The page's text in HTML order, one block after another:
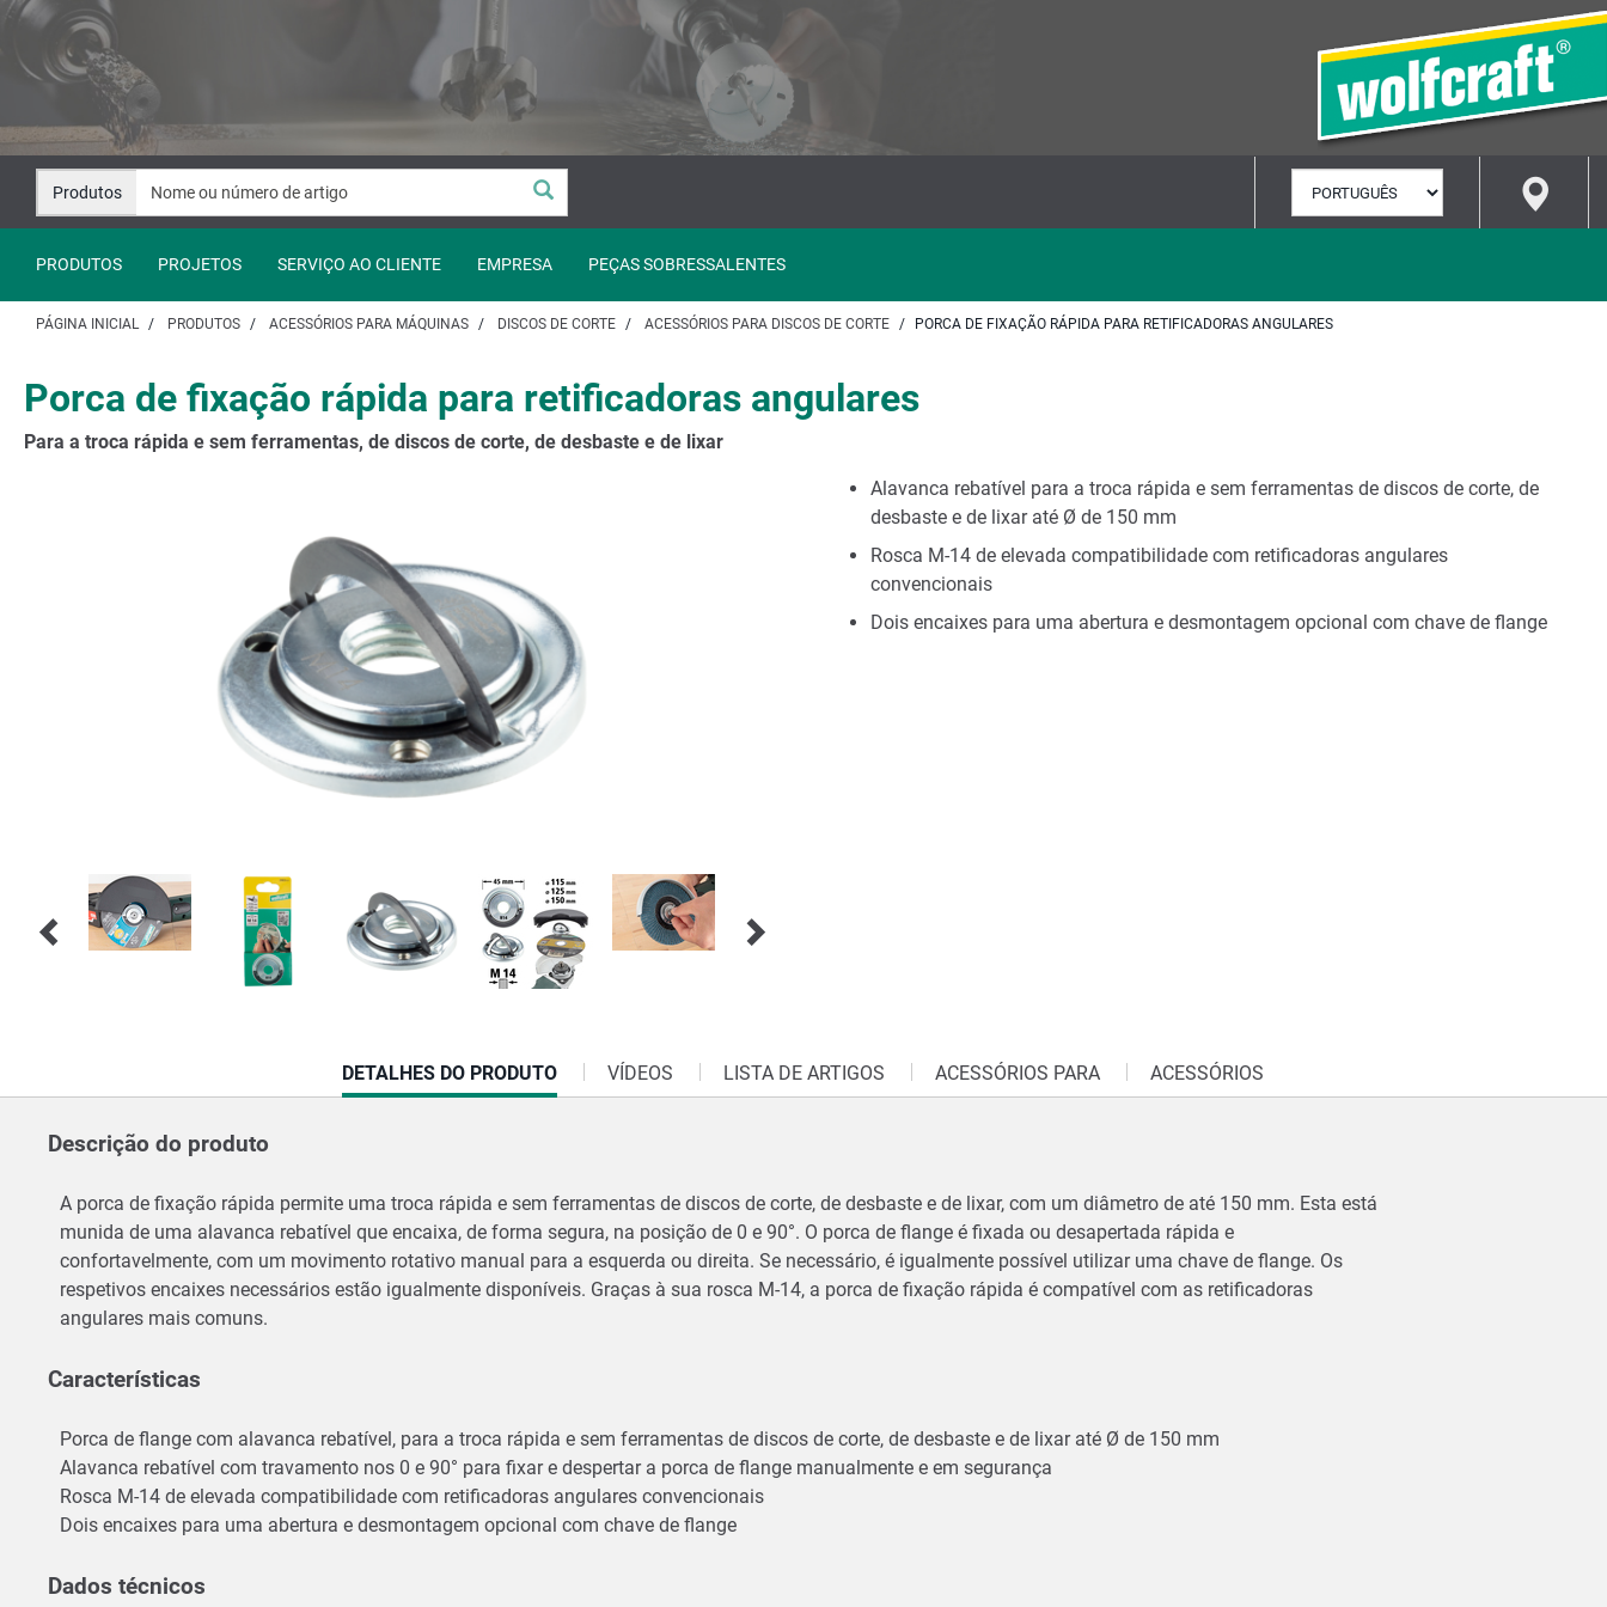
Avançar
Avançar
Produtos
IDIOMA
PRODUTOS PROJETOS SERVIÇO AO CLIENTE EMPRESA PEÇAS SOBRESSALENTES
PÁGINA INICIAL PRODUTOS ACESSÓRIOS PARA MÁQUINAS DISCOS DE CORTE ACESSÓRIOS PARA DISCOS DE CORTE PORCA DE FIXAÇÃO RÁPIDA PARA RETIFICADORAS ANGULARES
Porca de fixação rápida para retificadoras angulares
Para a troca rápida e sem ferramentas, de discos de corte, de desbaste e de lixar
Alavanca rebatível para a troca rápida e sem ferramentas de discos de corte, de
desbaste e de lixar até Ø de 150 mm
Rosca M-14 de elevada compatibilidade com retificadoras angulares
convencionais
Dois encaixes para uma abertura e desmontagem opcional com chave de flange
CURRENT
TAB:
DETALHES DO PRODUTO VÍDEOS LISTA DE ARTIGOS ACESSÓRIOS PARA ACESSÓRIOS
Descrição do produto
A porca de fixação rápida permite uma troca rápida e sem ferramentas de discos de corte, de desbaste e de lixar, com um diâmetro de até 150 mm. Esta está
munida de uma alavanca rebatível que encaixa, de forma segura, na posição de 0 e 90°. O porca de flange é fixada ou desapertada rápida e
confortavelmente, com um movimento rotativo manual para a esquerda ou direita. Se necessário, é igualmente possível utilizar uma chave de flange. Os
respetivos encaixes necessários estão igualmente disponíveis. Graças à sua rosca M-14, a porca de fixação rápida é compatível com as retificadoras
angulares mais comuns.
Características
Porca de flange com alavanca rebatível, para a troca rápida e sem ferramentas de discos de corte, de desbaste e de lixar até Ø de 150 mm
Alavanca rebatível com travamento nos 0 e 90° para fixar e despertar a porca de flange manualmente e em segurança
Rosca M-14 de elevada compatibilidade com retificadoras angulares convencionais
Dois encaixes para uma abertura e desmontagem opcional com chave de flange
Dados técnicos